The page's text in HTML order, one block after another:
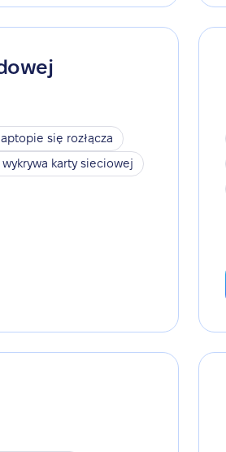
się rozłącza
karty sieciowej